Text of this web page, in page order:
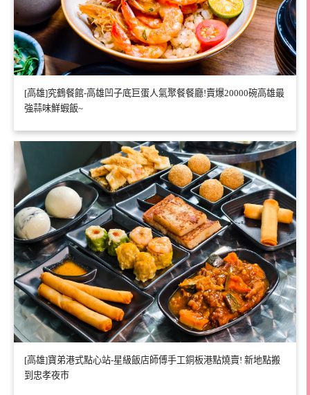
[高雄]究鶴餐館-高雄凹子底巨蛋人氣聚餐餐廳!賣爆20000碗高雄最
強蒜味鮮蝦飯~
[高雄]寶弟港式點心站-星級飯店師傅手工銅板港點燒賣! 新地點搬
到忠孝夜市